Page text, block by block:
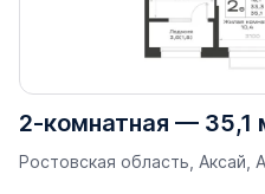
2-комнатная — 35,1
Ростовская область, Аксай,